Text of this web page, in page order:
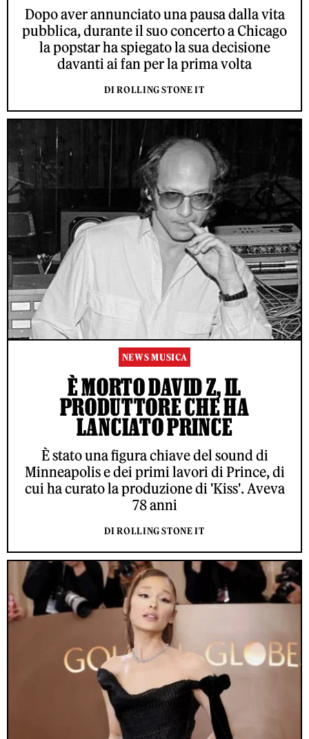
Dopo aver annunciato una pausa dalla vita
pubblica, durante il suo concerto a Chicago
la popstar ha spiegato la sua decisione
davanti ai fan per la prima volta
DI ROLLING STONE IT
NEWS MUSICA
È MORTO DAVID Z, IL
PRODUTTORE CHE HA
LANCIATO PRINCE
È stato una figura chiave del sound di
Minneapolis e dei primi lavori di Prince, di
cui ha curato la produzione di 'Kiss'. Aveva
78 anni
DI ROLLING STONE IT